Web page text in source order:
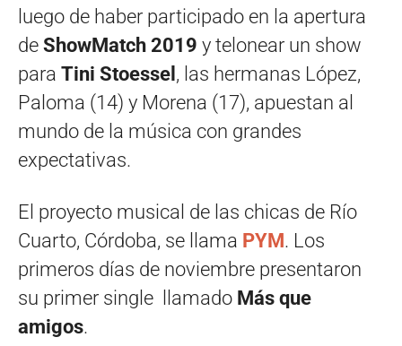
luego de haber participado en la apertura
de ShowMatch 2019 y telonear un show
para Tini Stoessel , las hermanas López,
Paloma (14) y Morena (17), apuestan al
mundo de la música con grandes
expectativas.
El proyecto musical de las chicas de Río
Cuarto, Córdoba, se llama PYM. Los
primeros días de noviembre presentaron
su primer single llamado Más que
amigos.